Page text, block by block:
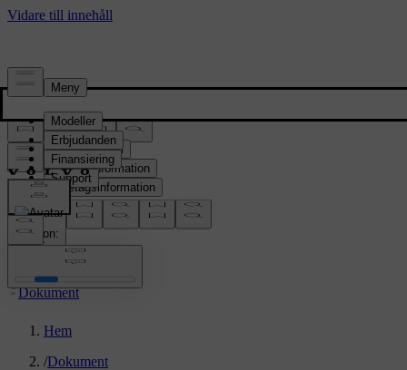
Pressrum
Pressmaterial
Produktinformation
Företagsinformation
Mediakontakter
location:
SE
Dokument
Hem
/Dokument